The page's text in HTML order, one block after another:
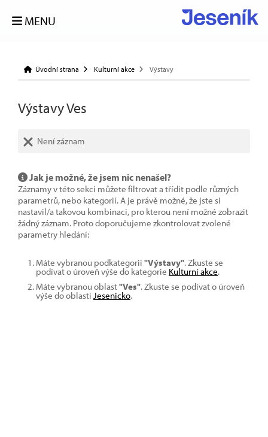
MENU
Úvodní strana Kulturní akce Výstavy
Výstavy Ves
Není záznam
Jak je možné, že jsem nic nenašel?
Záznamy v této sekci můžete filtrovat a třídit podle různých
parametrů, nebo kategorií. A je právě možné, že jste si
nastavil/a takovou kombinaci, pro kterou není možné zobrazit
žádný záznam. Proto doporučujeme zkontrolovat zvolené
parametry hledání:
Máte vybranou podkategorii "Výstavy". Zkuste se
podívat o úroveň výše do kategorie Kulturní akce.
Máte vybranou oblast"Ves". Zkuste se podívat o úroveň
výše do oblasti Jesenicko.